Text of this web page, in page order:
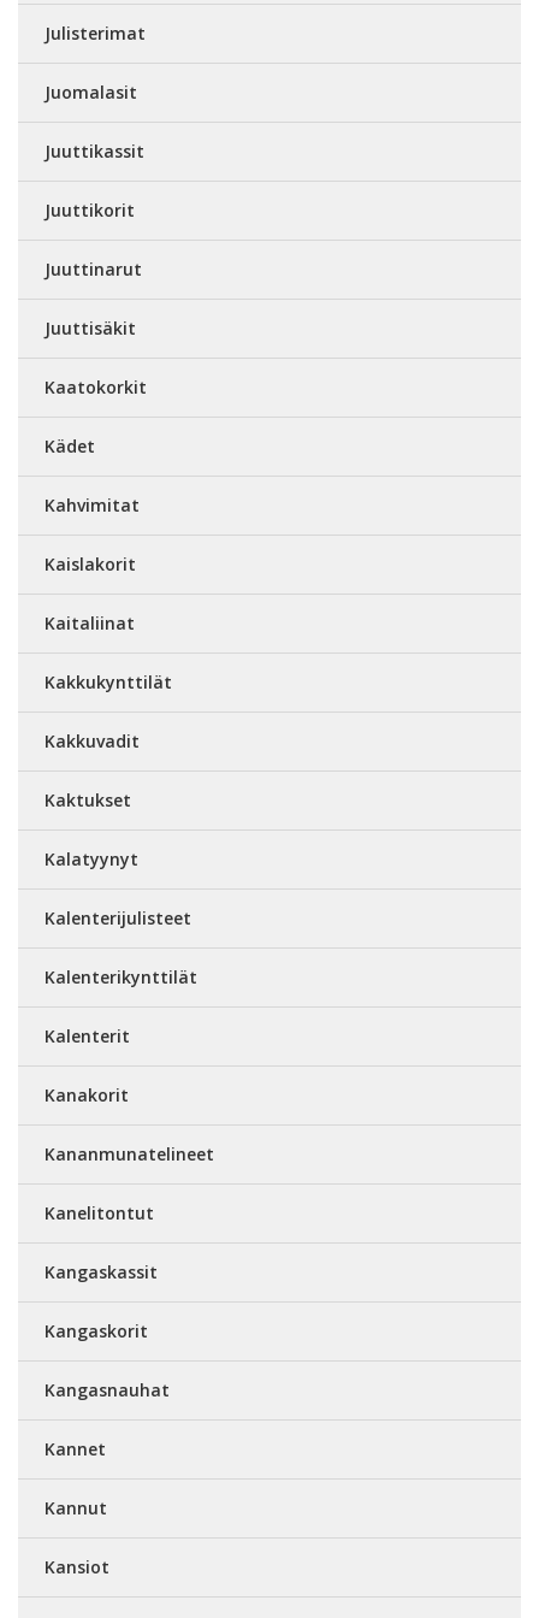
Julisterimat
Juomalasit
Juuttikassit
Juuttikorit
Juuttinarut
Juuttisäkit
Kaatokorkit
Kädet
Kahvimitat
Kaislakorit
Kaitaliinat
Kakkukynttilät
Kakkuvadit
Kaktukset
Kalatyynyt
Kalenterijulisteet
Kalenterikynttilät
Kalenterit
Kanakorit
Kananmunatelineet
Kanelitontut
Kangaskassit
Kangaskorit
Kangasnauhat
Kannet
Kannut
Kansiot